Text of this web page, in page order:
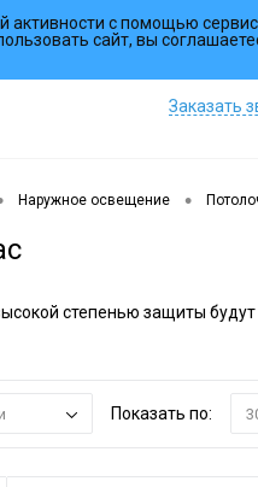
Заказать
Наружное освещение •
степенью защиты
Показать по:
активности с помощью
сайт, вы